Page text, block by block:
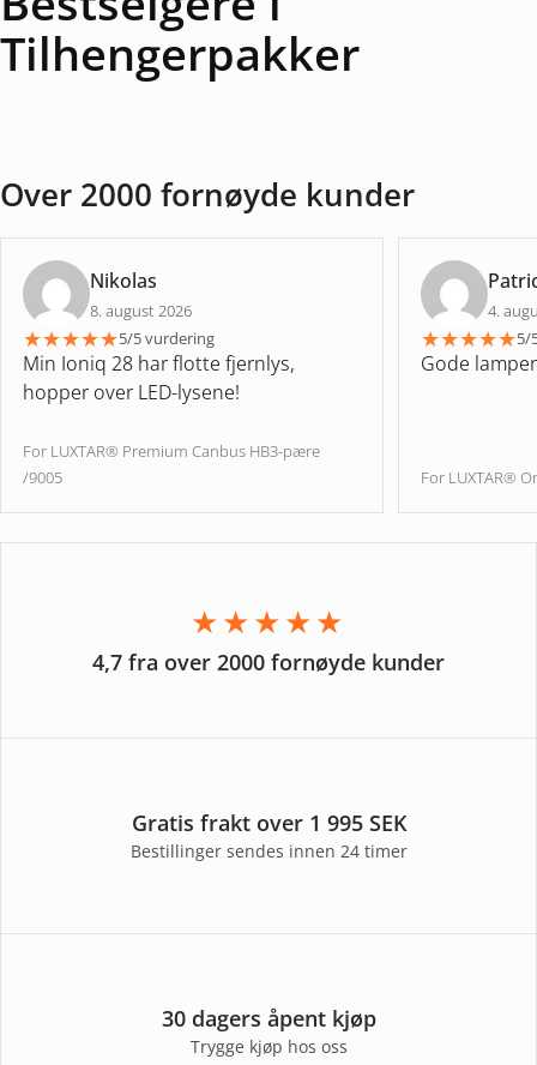
Tilhengerpakker
Over 2000 fornøyde kunder
Nikolas
8. august 2026
★★★★★5/5 vurdering
Min Ioniq 28 har flotte fjernlys,
hopper over LED-lysene!
For LUXTAR® Premium Canbus HB3-pære
/9005
4.
★★★★★5/
Gode lamper
For LUXTAR®
★★★★★
4,7 fra over 2000 fornøyde kunder
Gratis frakt over 1 995 SEK
Bestillinger sendes innen 24 timer
30 dagers åpent kjøp
Trygge kjøp hos oss